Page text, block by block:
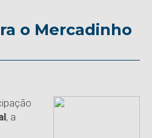
o Mercadinho
, a